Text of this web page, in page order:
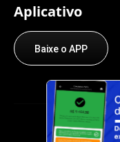
Aplicativo
Baixe o APP